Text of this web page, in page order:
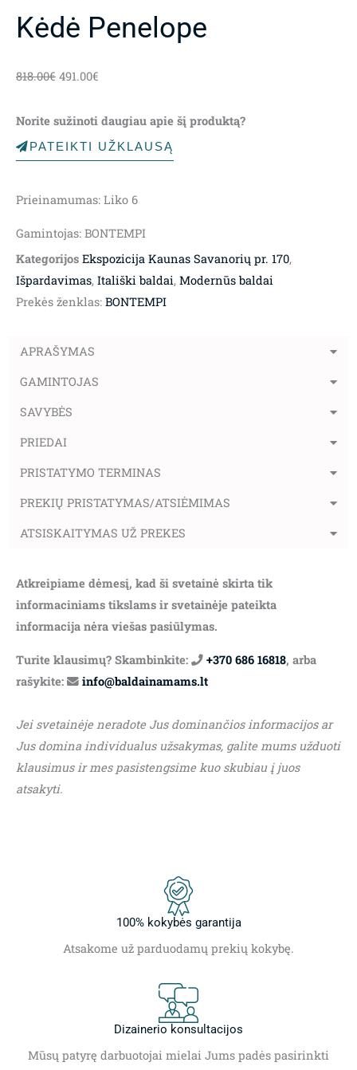
Kėdė Penelope
818.00€ price
818.00€.
491.00€
491.00€.
Norite sužinoti daugiau apie šį produktą?
PATEIKTI UŽKLAUSĄ
Prieinamumas: Liko 6
Gamintojas: BONTEMPI
Kategorijos Ekspozicija Kaunas Savanorių pr. 170,
Išpardavimas, Itališki baldai, Modernūs baldai
Prekės ženklas: BONTEMPI
APRAŠYMAS
GAMINTOJAS
SAVYBĖS
PRIEDAI
PRISTATYMO TERMINAS
PREKIŲ PRISTATYMAS/ATSIĖMIMAS
ATSISKAITYMAS UŽ PREKES
Atkreipiame dėmesį, kad ši svetainė skirta tik
informaciniams tikslams ir svetainėje pateikta
informacija nėra viešas pasiūlymas.
Turite klausimų? Skambinkite: +370 686 16818, arba
rašykite:
info@baldainamams.lt
Jei svetainėje neradote Jus dominančios informacijos ar
Jus domina individualus užsakymas, galite mums užduoti
klausimus ir mes pasistengsime kuo skubiau į juos
atsakyti.
100% kokybės garantija
Atsakome už parduodamų prekių kokybę.
Dizainerio konsultacijos
Mūsų patyrę darbuotojai mielai Jums padės pasirinkti